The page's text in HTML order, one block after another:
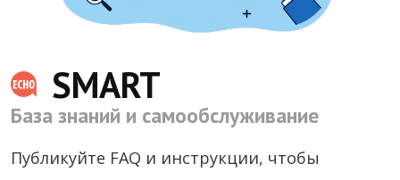
SMART
База знаний и самообслуживание
Публикуйте FAQ и инструкции, чтобы